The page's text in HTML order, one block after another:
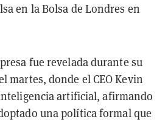
en la Bolsa de Londres en
fue revelada durante su
martes, donde el CEO Kevin
artificial, afirmando
una política formal que